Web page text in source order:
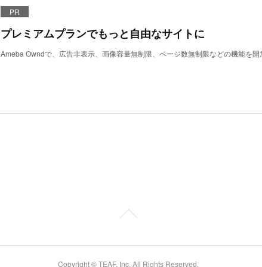
PR
プレミアムプランでもっと自由なサイトに
Ameba Owndで、広告非表示、画像容量無制限、ページ数無制限などの機能を開
Copyright © TEAF, Inc. All Rights Reserved.